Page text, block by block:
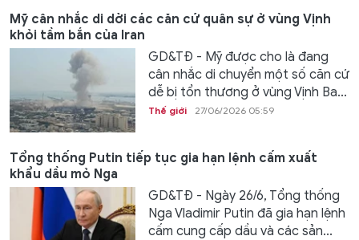
Mỹ cân nhắc di dời các căn cứ quân sự ở vùng Vịnh
khỏi tầm bắn của Iran
GD&TĐ - Mỹ được cho là đang
cân nhắc di chuyển một số căn cứ
dễ bị tổn thương ở vùng Vịnh Ba...
Thế giới 27/06/2026 05:59
Tổng thống Putin tiếp tục gia hạn lệnh cấm xuất
khẩu dầu mỏ Nga
GD&TĐ - Ngày 26/6, Tổng thống
Nga Vladimir Putin đã gia hạn lệnh
cấm cung cấp dầu và các sản...